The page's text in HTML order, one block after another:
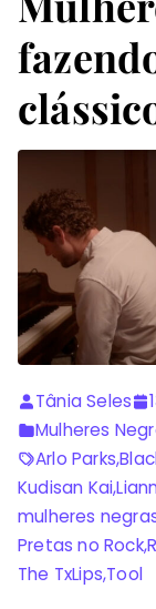
Tânia Seles
Mulheres
Arlo Parks,
Kudisan Kai,
mulheres
Pretas no Rock,
The TxLips,Tool